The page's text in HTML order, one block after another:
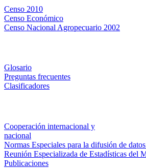
Censo 2010
Censo Económico
Censo Nacional Agropecuario 2002
Glosario
Preguntas frecuentes
Clasificadores
Cooperación internacional y
nacional
Normas Especiales para la difusión de
Reunión Especializada de Estadísticas del
Publicaciones